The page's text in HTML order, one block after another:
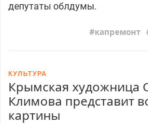
депутаты облдумы.
капремонт
КУЛЬТУРА
Крымская художница
Климова представит
картины